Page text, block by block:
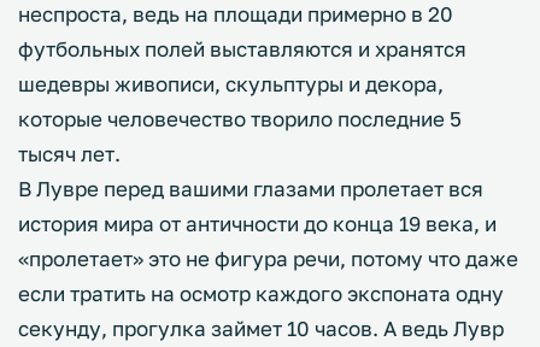
неспроста, ведь на площади примерно в 20
футбольных полей выставляются и хранятся
шедевры живописи, скульптуры и декора,
которые человечество творило последние 5
тысяч лет.
В Лувре перед вашими глазами пролетает вся
история мира от античности до конца 19 века, и
«пролетает» это не фигура речи, потому что даже
если тратить на осмотр каждого экспоната одну
секунду, прогулка займет 10 часов. А ведь Лувр